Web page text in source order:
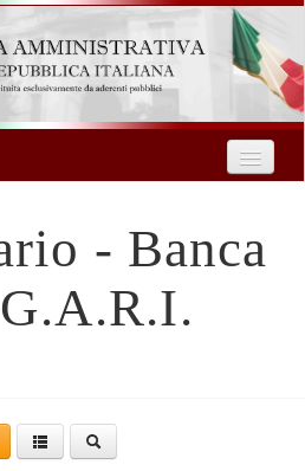
Formazione
Tecnologica
Contatti
- Banca